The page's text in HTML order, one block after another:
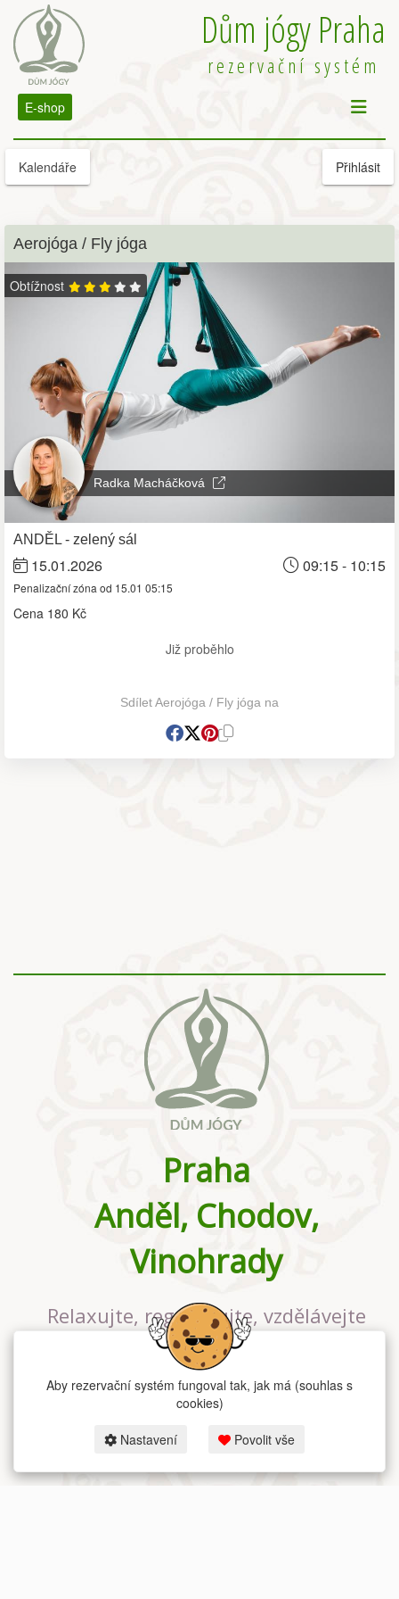
Dům jógy Praha
rezervační systém
E-shop
Kalendáře Přihlásit
Aerojóga / Fly jóga
Obtížnost
Radka Macháčková
ANDĚL - zelený sál
15.01.2026 09:15 - 10:15
Penalizační zóna od 15.01 05:15
Cena 180 Kč
Již proběhlo
Sdílet Aerojóga / Fly jóga na
Praha
Anděl, Chodov,
Vinohrady
Relaxujte, regenerujte, vzdělávejte
se v největším jógovém studiu v
Praze
Aby rezervační systém fungoval tak, jak má (souhlas s
cookies)
Nastavení Povolit vše